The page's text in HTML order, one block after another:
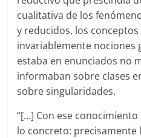
cualitativa de los
y reducidos, los
invariablemente nociones
estaba en enunciados no
informaban sobre clases
sobre singularidades.
“[…] Con ese
lo concreto: precisamente